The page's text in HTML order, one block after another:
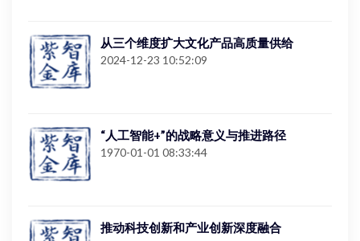
从三个维度扩大文化产品高质量供给
2024-12-23 10:52:09
“人工智能+”的战略意义与推进路径
1970-01-01 08:33:44
推动科技创新和产业创新深度融合